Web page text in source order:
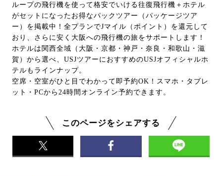
ループの飛行機を使って格安でいける往復飛行機＋ホテル
がセットになったお得なパックツアー（パッケージツア
ー）を掲載中！全プランでJマイル（ポイント）を還元して
おり、さらに安く大阪への飛行機の旅をサポートします！
ホテルは関西全域（大阪・京都・神戸・奈良・和歌山・滋
賀）から選べ、USJツアーにおすすめのUSJオフィシャルホ
テルもラインナップ。
空席・空室がひと目でわかって即予約OK！スマホ・タブレ
ット・PCから24時間オンライン予約できます。
このページをシェアする